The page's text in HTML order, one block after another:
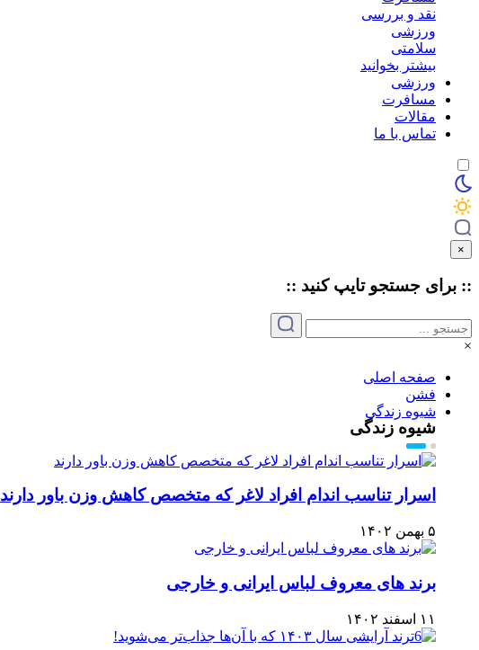
نقد و بررسی
ورزشی
سلامتی
بیشتر بخوانید
ورزشی
مسافرت
مقالات
تماس با ما
×
:: برای جستجو تایپکنید ::
×
صفحه اصلی
فشن
شیوه زندگی
شیوه زندگی
اسرار تناسب اندام افراد لاغر که متخصص کاهش وزن باور دارند
۵ بهمن ۱۴۰۲
برند های معروف لباس ایرانی و خارجی
۱۱ اسفند ۱۴۰۲